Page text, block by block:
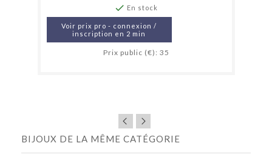
 En stock
Voir prix pro - connexion /
inscription en 2 min
Prix public (€): 35
BIJOUX DE LA MÊME CATÉGORIE